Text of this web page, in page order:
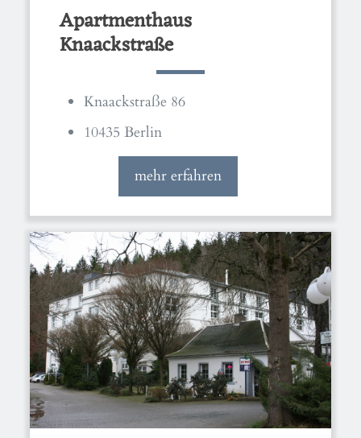
Apartmenthaus
Knaackstraße
Knaackstraße 86
10435 Berlin
mehr erfahren